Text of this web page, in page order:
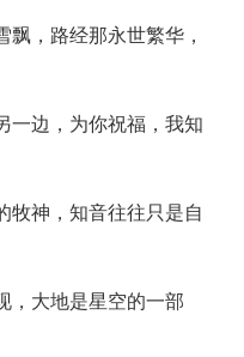
，路经那永世繁华，
一边，为你祝福，我知
牧神，知音往往只是自
，大地是星空的一部